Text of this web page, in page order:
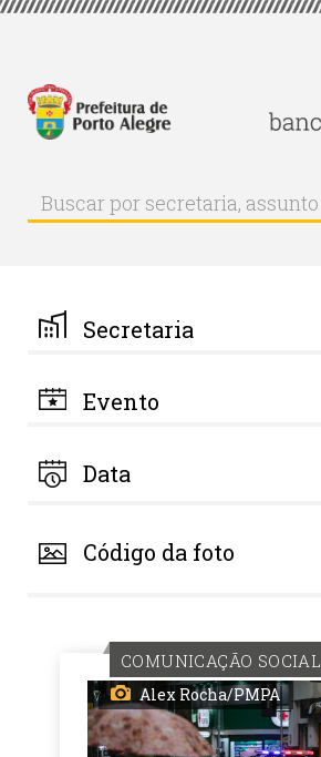
Pular
principal
Buscar
Buscar
por
palavra-
chave
Secretaria
Evento
Data
Código da foto
COMUNICAÇÃO SOCIAL
Alex Rocha/PMPA